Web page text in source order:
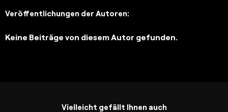
Veröffentlichungen der Autoren:
Keine Beiträge von diesem Autor gefunden.
Vielleicht gefällt Ihnen auch